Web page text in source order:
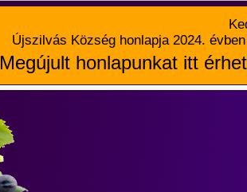
Újszilvás Község honlapja 2024.
Megújult honlapunkat itt